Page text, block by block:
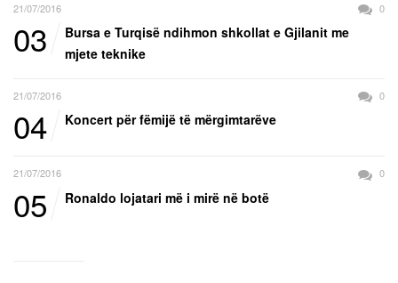
21/07/2016 0
03
Bursa e Turqisë ndihmon shkollat e Gjilanit me
mjete teknike
21/07/2016 0
04 Koncert për fëmijë të mërgimtarëve
21/07/2016 0
05 Ronaldo lojatari më i mirë në botë